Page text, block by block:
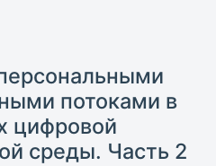
потоками в
цифровой
среды. Часть 2